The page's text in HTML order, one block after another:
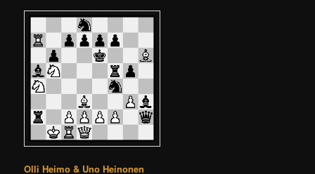
Olli Heimo & Uno Heinonen